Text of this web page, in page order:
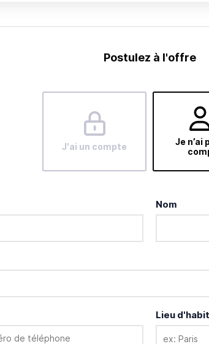
Postulez à l'offre
J'ai un compte
Je n’ai
Nom
Lieu